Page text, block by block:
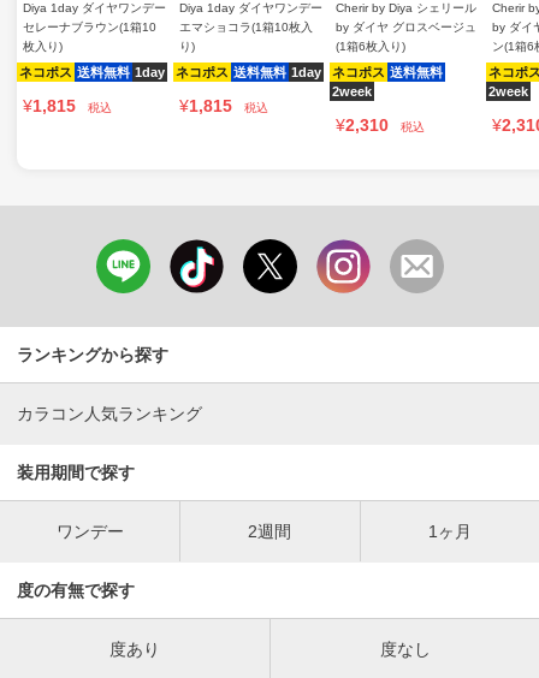
Diya 1day ダイヤワンデー
セレーナブラウン(1箱10
枚入り)
ネコポス 送料無料 1day
¥1,815 税込
Diya 1day ダイヤワンデー
エマショコラ(1箱10枚入
り)
ネコポス 送料無料 1day
¥1,815 税込
Cherir by Diya シェリール
by ダイヤ グロスベージュ
(1箱6枚入り)
ネコポス 送料無料
2week
¥2,310 税込
Cherir
by ダイ
ン(1箱6
ネコポ
2week
¥
ランキングから探す
カラコン人気ランキング
装用期間で探す
ワンデー 2週間 1ヶ月
度の有無で探す
度あり 度なし